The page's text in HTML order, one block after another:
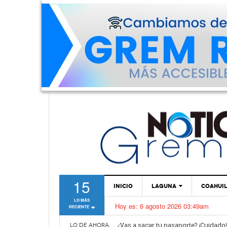
15
LO MÁS
RECIENTE
INICIO LAGUNA
TORREÓN
GÓMEZ PALACIO
Hoy es: 6 agosto 2026 03:49am
LO DE AHORA:
Van por mejoras al sistema de